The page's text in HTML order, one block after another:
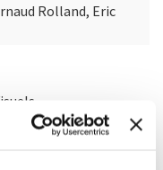
Rolland, Eric